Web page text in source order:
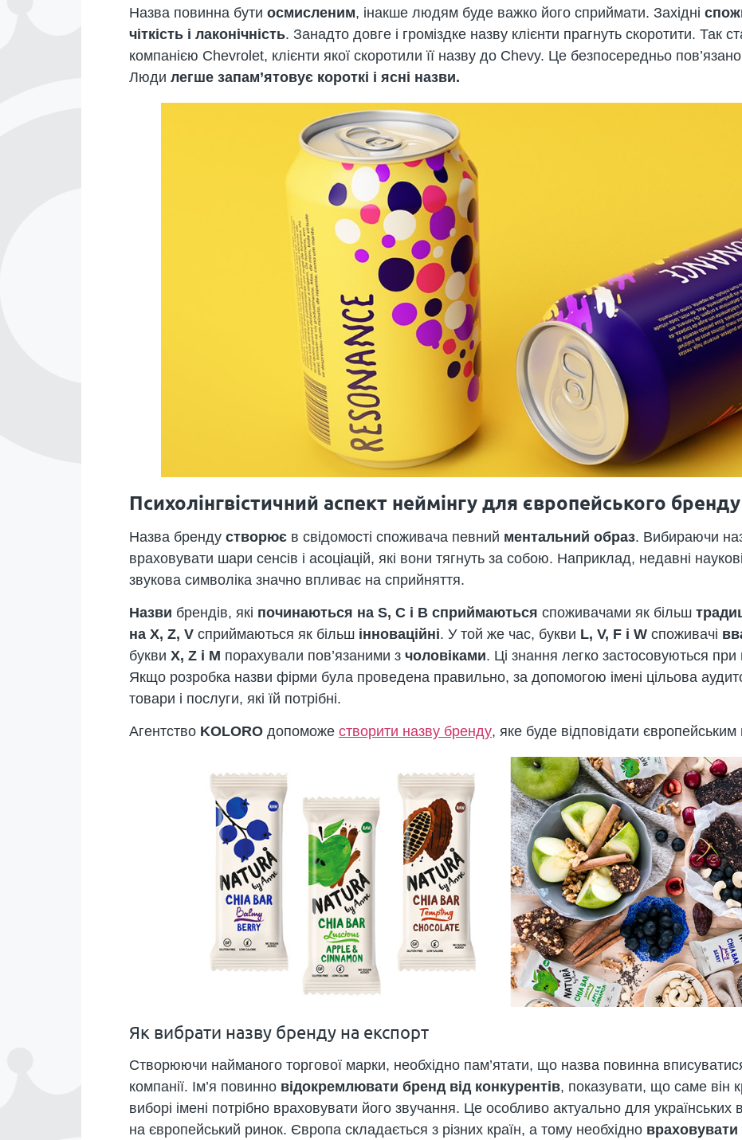
Назва повинна бути осмисленим, інакше людям буде важко його сприймати. Західні
чіткість і лаконічність. Занадто довге і громіздке назву клієнти прагнуть скоротити. Так
компанією Chevrolet, клієнти якої скоротили її назву до Chevy. Це безпосередньо
Люди легше запам’ятовує короткі і ясні назви.
Психолінгвістичний аспект неймінгу для європейського бренду
Назва бренду створює в свідомості споживача певний ментальний образ. Вибираючи
враховувати шари сенсів і асоціацій, які вони тягнуть за собою. Наприклад, недавні
звукова символіка значно впливає на сприйняття.
Назви брендів, які починаються на S, C і B сприймаються споживачами як більш
на X, Z, V сприймаються як більш інноваційні. У той же час, букви L, V, F і W споживачі
букви X, Z і M порахували пов’язаними з чоловіками. Ці знання легко застосовуються
Якщо розробка назви фірми була проведена правильно, за допомогою імені цільова
товари і послуги, які їй потрібні.
Агентство KOLORO допоможе створити назву бренду, яке буде відповідати
Як вибрати назву бренду на експорт
Створюючи найманого торгової марки, необхідно пам’ятати, що назва повинна
компанії. Ім’я повинно відокремлювати бренд від конкурентів, показувати, що саме він
виборі імені потрібно враховувати його звучання. Це особливо актуально для українських
на європейський ринок. Європа складається з різних країн, а тому необхідно враховувати